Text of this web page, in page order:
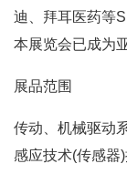
迪、拜耳医药等
本展览会已成为
展品范围
传动、机械驱动
感应技术(传感器